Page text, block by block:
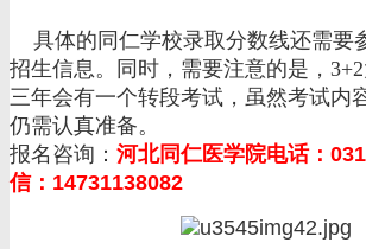
具体的同仁学校录取分数线还需要
招生信息。同时，需要注意的是，
三年会有一个转段考试，虽然考试内
仍需认真准备。
报名咨询： 河北同仁医学院电话：
信：14731138082